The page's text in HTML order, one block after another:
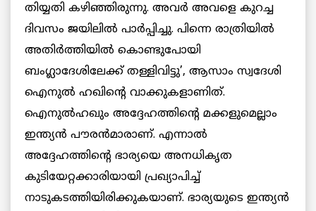
തിയ്യതി കഴിഞ്ഞിരുന്നു. അവര്‍ അവളെ കുറച്ച
ദിവസം ജയിലില്‍ പാര്‍പ്പിച്ചു. പിന്നെ രാത്രിയില്‍
അതിര്‍ത്തിയില്‍ കൊണ്ടുപോയി
ബംഗ്ലാദേശിലേക്ക് തള്ളിവിട്ടു’, ആസാം സ്വദേശി
ഐനുല്‍ ഹഖിന്റെ വാക്കുകളാണിത്.
ഐനുല്‍ഹഖും അദ്ദേഹത്തിന്റെ മക്കളുമെല്ലാം
ഇന്ത്യന്‍ പൗരന്‍മാരാണ്. എന്നാല്‍
അദ്ദേഹത്തിന്റെ ഭാര്യയെ അനധികൃത
കുടിയേറ്റക്കാരിയായി പ്രഖ്യാപിച്ച്
നാടുകടത്തിയിരിക്കുകയാണ്. ഭാര്യയുടെ ഇന്ത്യന്‍